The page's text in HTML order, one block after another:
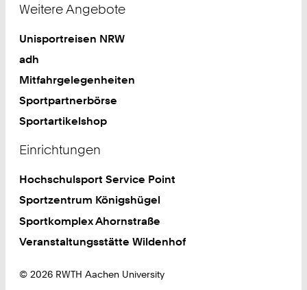
Weitere Angebote
Unisportreisen NRW
adh
Mitfahrgelegenheiten
Sportpartnerbörse
Sportartikelshop
Einrichtungen
Hochschulsport Service Point
Sportzentrum Königshügel
Sportkomplex Ahornstraße
Veranstaltungsstätte Wildenhof
© 2026 RWTH Aachen University